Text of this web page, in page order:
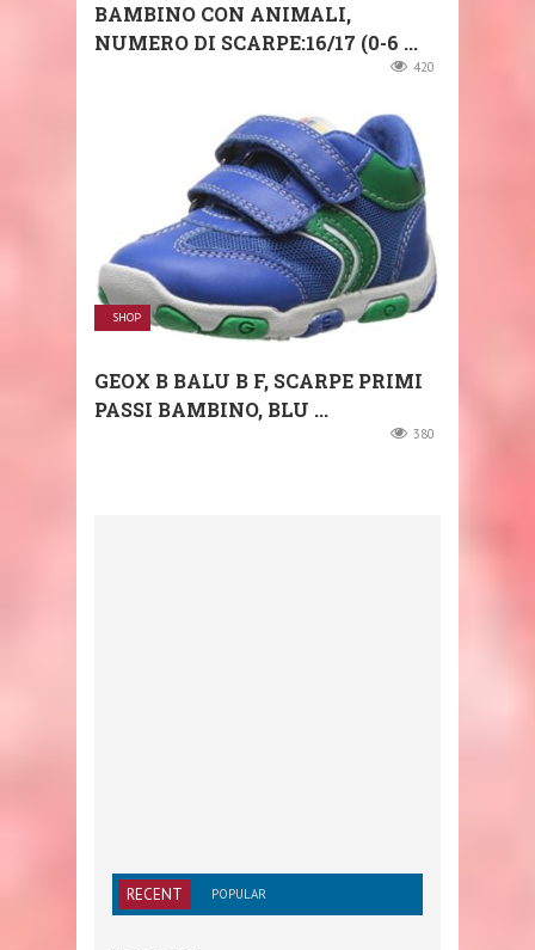
BAMBINO CON ANIMALI,
NUMERO DI SCARPE:16/17 (0-6 ...
420
SHOP
GEOX B BALU B F, SCARPE PRIMI
PASSI BAMBINO, BLU ...
380
RECENT POPULAR